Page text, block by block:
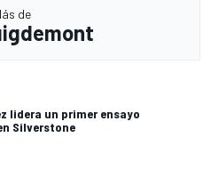
de
lidera un primer ensayo
Silverstone